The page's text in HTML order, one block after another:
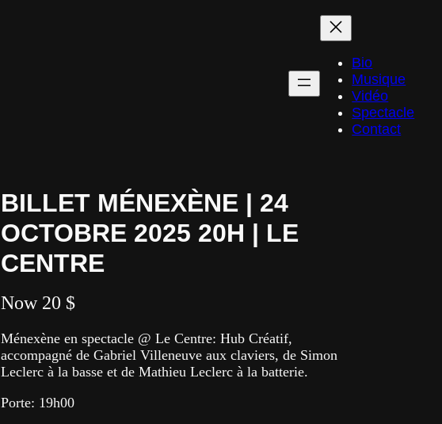
Bio
Musique
Vidéo
Spectacle
Contact
BILLET MÉNEXÈNE | 24
OCTOBRE 2025 20H | LE
CENTRE
Now 20 $
Ménexène en spectacle @ Le Centre: Hub Créatif,
accompagné de Gabriel Villeneuve aux claviers, de Simon
Leclerc à la basse et de Mathieu Leclerc à la batterie.
Porte: 19h00